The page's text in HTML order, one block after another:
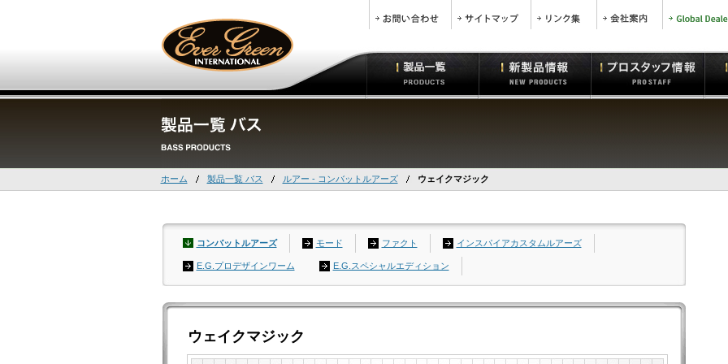
ホーム 製品一覧 バス ルアー - コンバットルアーズ ウェイクマジック
コンバットルアーズ モード ファクト インスパイアカスタムルアーズ
E.G.プロデザインワーム E.G.スペシャルエディション
ウェイクマジック